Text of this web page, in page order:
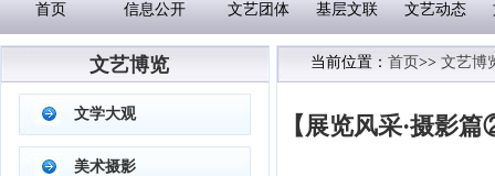
首页 信息公开 文艺团体 基层文联 文艺动态
文艺博览
文学大观
美术摄影
当前位置： 首页>> 文艺博
【展览风采·摄影